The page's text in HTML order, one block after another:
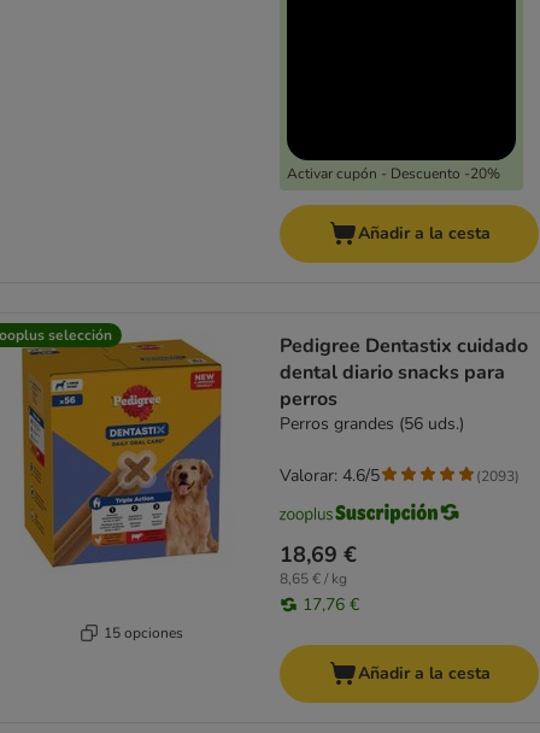
Activar cupón - Descuento -20%
Añadir a la cesta
selección
15 opciones
Pedigree Dentastix cuidado
dental diario snacks para
perros
Perros grandes (56 uds.)
18,69 €
8,65 € / kg
17,76 €
Valorar: 4.6/5 (2093)
Añadir a la cesta